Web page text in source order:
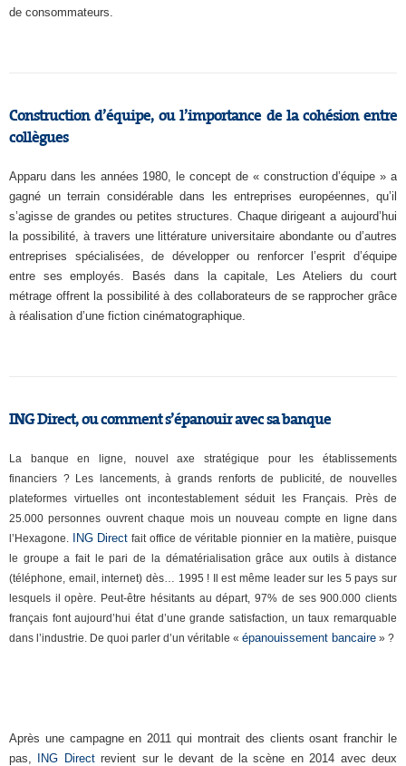
de consommateurs.
Construction d’équipe, ou l’importance de la cohésion entre
collègues
Apparu dans les années 1980, le concept de « construction d’équipe » a
gagné un terrain considérable dans les entreprises européennes, qu’il
s’agisse de grandes ou petites structures. Chaque dirigeant a aujourd’hui
la possibilité, à travers une littérature universitaire abondante ou d’autres
entreprises spécialisées, de développer ou renforcer l’esprit d’équipe
entre ses employés. Basés dans la capitale, Les Ateliers du court
métrage offrent la possibilité à des collaborateurs de se rapprocher grâce
à réalisation d’une fiction cinématographique.
ING Direct, ou comment s’épanouir avec sa banque
La banque en ligne, nouvel axe stratégique pour les établissements
financiers ? Les lancements, à grands renforts de publicité, de nouvelles
plateformes virtuelles ont incontestablement séduit les Français. Près de
25.000 personnes ouvrent chaque mois un nouveau compte en ligne dans
l’Hexagone.
ING Direct fait office de véritable pionnier en la matière, puisque
le groupe a fait le pari de la dématérialisation grâce aux outils à distance
(téléphone, email, internet) dès… 1995 ! Il est même leader sur les 5 pays sur
lesquels il opère. Peut-être hésitants au départ, 97% de ses 900.000 clients
français font aujourd’hui état d’une grande satisfaction, un taux remarquable
dans l’industrie. De quoi parler d’un véritable « épanouissement bancaire » ?
Après une campagne en 2011 qui montrait des clients osant franchir le
pas,
ING Directrevient sur le devant de la scène en 2014 avec deux